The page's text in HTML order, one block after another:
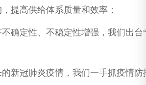
提高供给体系质量和效率；
定性、不稳定性增强，我们出台“
冠肺炎疫情，我们一手抓疫情防